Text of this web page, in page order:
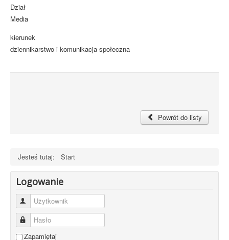
Dział
Media
kierunek
dziennikarstwo i komunikacja społeczna
Powrót do listy
Jesteś tutaj: Start
Logowanie
Użytkownik
Hasło
Zapamiętaj